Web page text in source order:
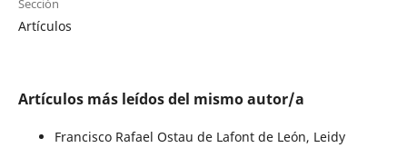
Sección
Artículos
Artículos más leídos del mismo autor/a
Francisco Rafael Ostau de Lafont de León, Leidy